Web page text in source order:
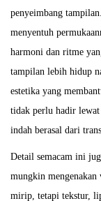
penyeimbang
menyentuh
harmoni dan ritme
tampilan lebih hidup
estetika yang
tidak perlu hadir
indah berasal dari
Detail semacam ini
mungkin mengenakan
mirip, tetapi tekstur,